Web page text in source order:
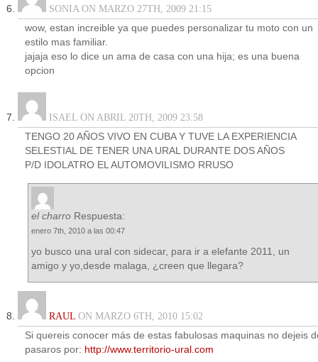
SONIA ON MARZO 27TH, 2009 21:15
wow, estan increible ya que puedes personalizar tu moto con un
estilo mas familiar.
jajaja eso lo dice un ama de casa con una hija; es una buena
opcion
ISAEL ON ABRIL 20TH, 2009 23:58
TENGO 20 AÑOS VIVO EN CUBA Y TUVE LA EXPERIENCIA
SELESTIAL DE TENER UNA URAL DURANTE DOS AÑOS
P/D IDOLATRO EL AUTOMOVILISMO RRUSO
el charro Respuesta:
enero 7th, 2010 a las 00:47
yo busco una ural con sidecar, para ir a elefante 2011, un
amigo y yo,desde malaga, ¿creen que llegara?
RAUL ON MARZO 6TH, 2010 15:02
Si quereis conocer más de estas fabulosas maquinas no dejeis
pasaros por: http://www.territorio-ural.com